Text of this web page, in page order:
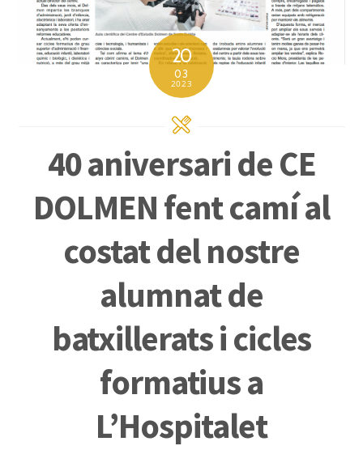
20
03
2023
40 aniversari de CE
DOLMEN fent camí al
costat del nostre
alumnat de
batxillerats i cicles
formatius a
L’Hospitalet